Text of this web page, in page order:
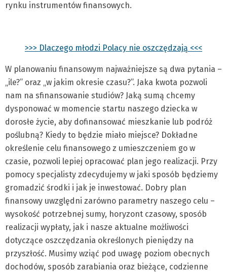
rynku instrumentów finansowych.
>>> Dlaczego młodzi Polacy nie oszczędzają <<<
W planowaniu finansowym najważniejsze są dwa pytania –
„ile?” oraz „w jakim okresie czasu?”. Jaka kwota pozwoli
nam na sfinansowanie studiów? Jaką sumą chcemy
dysponować w momencie startu naszego dziecka w
dorosłe życie, aby dofinansować mieszkanie lub podróż
poślubną? Kiedy to będzie miało miejsce? Dokładne
określenie celu finansowego z umieszczeniem go w
czasie, pozwoli lepiej opracować plan jego realizacji. Przy
pomocy specjalisty zdecydujemy w jaki sposób będziemy
gromadzić środki i jak je inwestować. Dobry plan
finansowy uwzględni zarówno parametry naszego celu –
wysokość potrzebnej sumy, horyzont czasowy, sposób
realizacji wypłaty, jak i nasze aktualne możliwości
dotyczące oszczędzania określonych pieniędzy na
przyszłość. Musimy wziąć pod uwagę poziom obecnych
dochodów, sposób zarabiania oraz bieżące, codzienne